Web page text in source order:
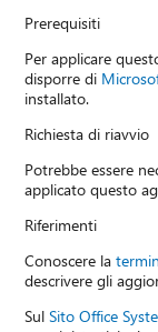
Prerequisiti
Per applicare
disporre di
installato.
Richiesta di riavvio
Potrebbe essere
applicato questo
Riferimenti
Conoscere la
descrivere gli
SulSito Office